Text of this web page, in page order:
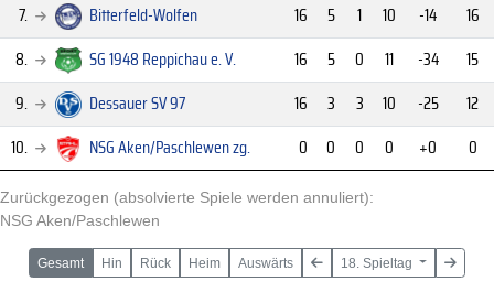
7.
Bitterfeld-Wolfen 16 5 1 10 -14
16
8.
SG 1948 Reppichau e. V. 16 5 0 11 -34
15
9.
Dessauer SV 97 16 3 3 10 -25
12
10.
NSG Aken/Paschlewenzg. 0 0 0 0 +0 0
Zurückgezogen (absolvierte Spiele werden annuliert):
NSG Aken/Paschlewen
Gesamt Hin Rück Heim Auswärts 18. Spieltag